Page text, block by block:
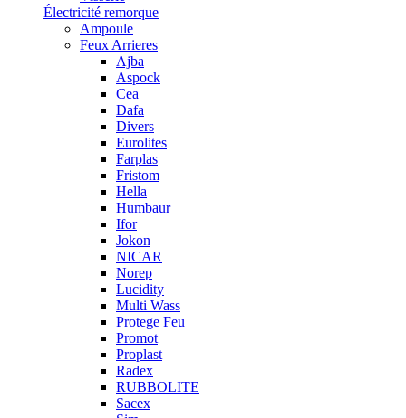
Électricité remorque
Ampoule
Feux Arrieres
Ajba
Aspock
Cea
Dafa
Divers
Eurolites
Farplas
Fristom
Hella
Humbaur
Ifor
Jokon
NICAR
Norep
Lucidity
Multi Wass
Protege Feu
Promot
Proplast
Radex
RUBBOLITE
Sacex